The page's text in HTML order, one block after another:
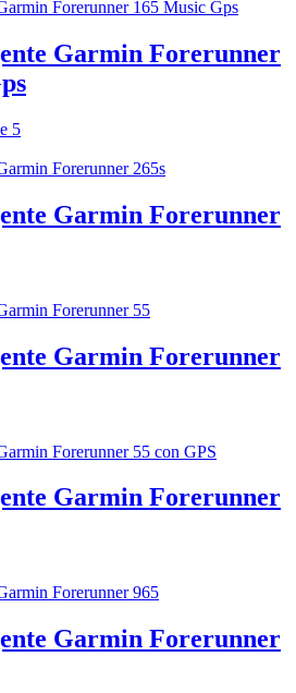
Garmin Forerunner
5
Garmin Forerunner
Garmin Forerunner
Garmin Forerunner
Garmin Forerunner